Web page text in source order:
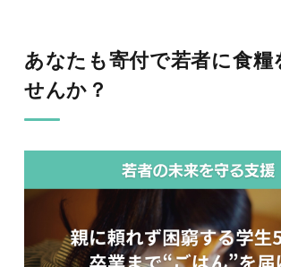
あなたも寄付で若者に食糧
せんか？